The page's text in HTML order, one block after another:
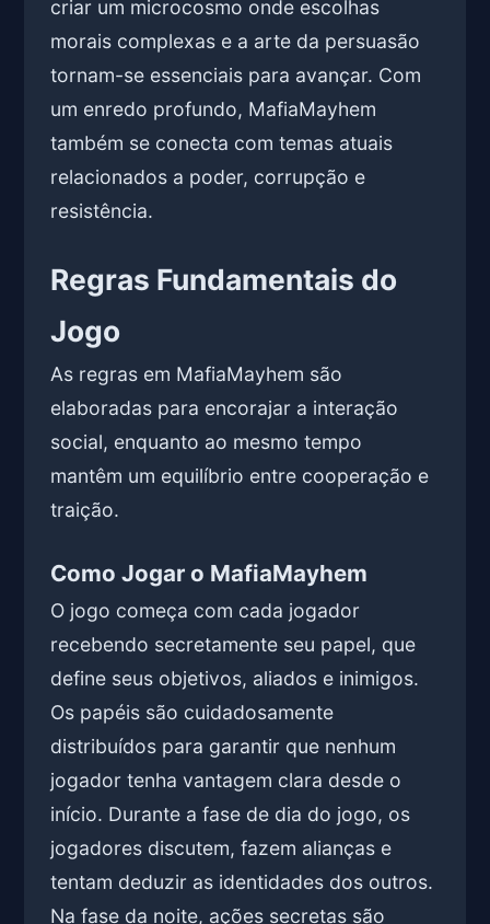
criar um microcosmo onde escolhas
morais complexas e a arte da persuasão
tornam-se essenciais para avançar. Com
um enredo profundo, MafiaMayhem
também se conecta com temas atuais
relacionados a poder, corrupção e
resistência.
Regras Fundamentais do
Jogo
As regras em MafiaMayhem são
elaboradas para encorajar a interação
social, enquanto ao mesmo tempo
mantêm um equilíbrio entre cooperação e
traição.
Como Jogar o MafiaMayhem
O jogo começa com cada jogador
recebendo secretamente seu papel, que
define seus objetivos, aliados e inimigos.
Os papéis são cuidadosamente
distribuídos para garantir que nenhum
jogador tenha vantagem clara desde o
início. Durante a fase de dia do jogo, os
jogadores discutem, fazem alianças e
tentam deduzir as identidades dos outros.
Na fase da noite, ações secretas são